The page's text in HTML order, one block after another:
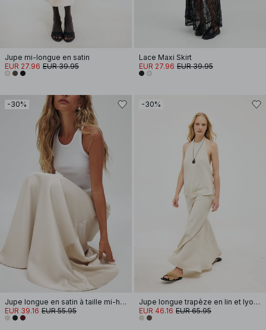
Jupe mi-longue en satin
EUR 27.96 EUR 39.95
Lace Maxi Skirt
EUR 27.96 EUR 39.95
-30%
Jupe longue en satin à taille mi-haute
EUR 39.16 EUR 55.95
-30%
Jupe longue trapèze en lin et lyocell
EUR 46.16 EUR 65.95